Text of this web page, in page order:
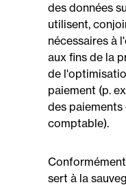
des données
utilisent,
nécessaires à
aux fins de la
de
paiement (p.
des
comptable).
Conformément
sert à la